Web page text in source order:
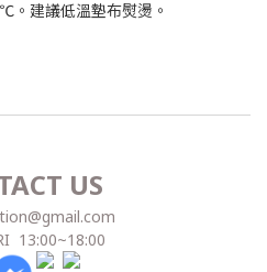
。 建議低溫墊布熨燙。
US
13:00~18:00